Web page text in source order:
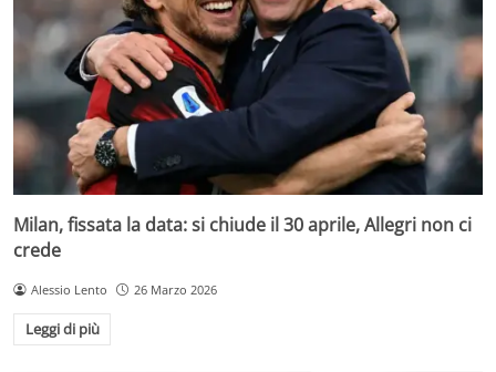
Milan, fissata la data: si chiude il 30 aprile, Allegri non ci
crede
Alessio Lento 26 Marzo 2026
Leggi di più